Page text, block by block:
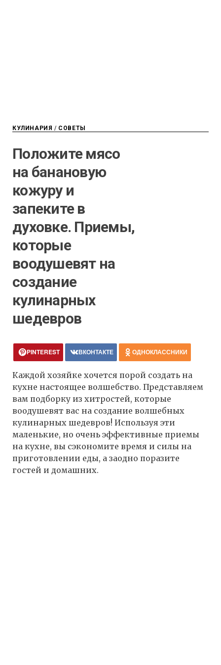
КУЛИНАРИЯ / СОВЕТЫ
Положите мясо
на банановую
кожуру и
запеките в
духовке. Приемы,
которые
воодушевят на
создание
кулинарных
шедевров
PINTEREST ВКОНТАКТЕ ОДНОКЛАССНИКИ
Каждой хозяйке хочется порой создать на
кухне настоящее волшебство. Представляем
вам подборку из хитростей, которые
воодушевят вас на создание волшебных
кулинарных шедевров! Используя эти
маленькие, но очень эффективные приемы
на кухне, вы сэкономите время и силы на
приготовлении еды, а заодно поразите
гостей и домашних.